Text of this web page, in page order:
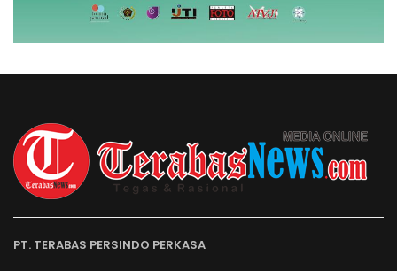
PT. TERABAS PERSINDO PERKASA